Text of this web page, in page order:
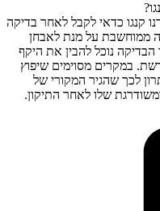
קנגו כדאי לקבל לאחר בדיקה
ממוחשבת על מנת לאבחן
נוכל להבין את היקף
במקרים מסוימים שיפוץ
לכך שהגיר המקורי של
שלו לאחר התיקון.